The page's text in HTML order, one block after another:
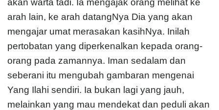
arah lain, ke arah datangNya Dia yang akan
mengajar umat merasakan kasihNya. Inilah
pertobatan yang diperkenalkan kepada orang-
orang pada zamannya. Iman sedalam dan
seberani itu mengubah gambaran mengenai
Yang Ilahi sendiri. Ia bukan lagi yang jauh,
melainkan yang mau mendekat dan peduli akan